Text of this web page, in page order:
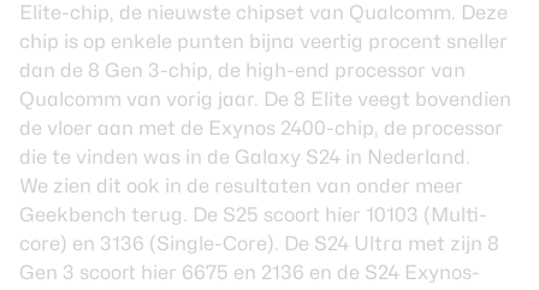
Elite-chip, de nieuwste chipset van Qualcomm. Deze
chip is op enkele punten bijna veertig procent sneller
dan de 8 Gen 3-chip, de high-end processor van
Qualcomm van vorig jaar. De 8 Elite veegt bovendien
de vloer aan met de Exynos 2400-chip, de processor
die te vinden was in de Galaxy S24 in Nederland.
We zien dit ook in de resultaten van onder meer
Geekbench terug. De S25 scoort hier 10103 (Multi-
core) en 3136 (Single-Core). De S24 Ultra met zijn 8
Gen 3 scoort hier 6675 en 2136 en de S24 Exynos-